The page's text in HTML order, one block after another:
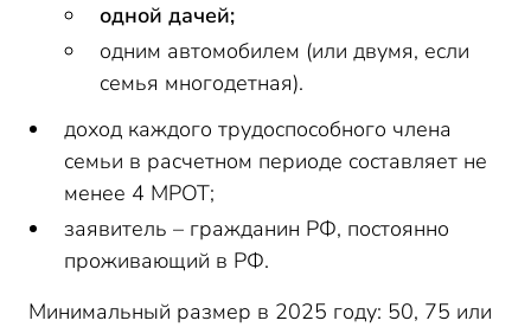
одной дачей;
одним автомобилем (или двумя, если
семья многодетная).
доход каждого трудоспособного члена
семьи в расчетном периоде составляет не
менее 4 МРОТ;
заявитель – гражданин РФ, постоянно
проживающий в РФ.
Минимальный размер в 2025 году: 50, 75 или